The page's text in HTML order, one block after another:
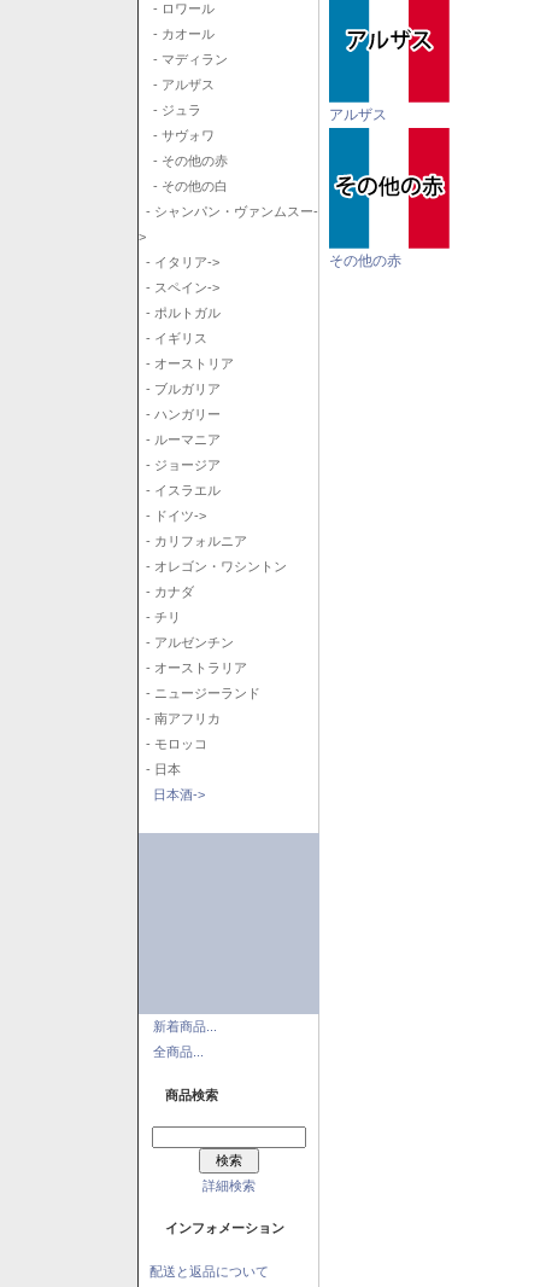
- ロワール
- カオール
- マディラン
- アルザス
- ジュラ
- サヴォワ
- その他の赤
- その他の白
- シャンパン・ヴァンムスー-
>
- イタリア->
- スペイン->
- ポルトガル
- イギリス
- オーストリア
- ブルガリア
- ハンガリー
- ルーマニア
- ジョージア
- イスラエル
- ドイツ->
- カリフォルニア
- オレゴン・ワシントン
- カナダ
- チリ
- アルゼンチン
- オーストラリア
- ニュージーランド
- 南アフリカ
- モロッコ
- 日本
日本酒->
新着商品...
全商品...
商品検索
詳細検索
インフォメーション
配送と返品について
アルザス
その他の赤